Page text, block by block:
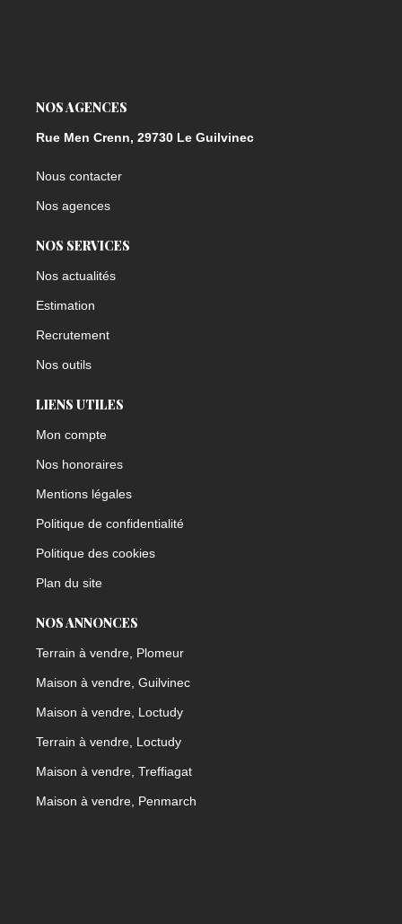
NOS AGENCES
Rue Men Crenn, 29730 Le Guilvinec
Nous contacter
Nos agences
NOS SERVICES
Nos actualités
Estimation
Recrutement
Nos outils
LIENS UTILES
Mon compte
Nos honoraires
Mentions légales
Politique de confidentialité
Politique des cookies
Plan du site
NOS ANNONCES
Terrain à vendre, Plomeur
Maison à vendre, Guilvinec
Maison à vendre, Loctudy
Terrain à vendre, Loctudy
Maison à vendre, Treffiagat
Maison à vendre, Penmarch